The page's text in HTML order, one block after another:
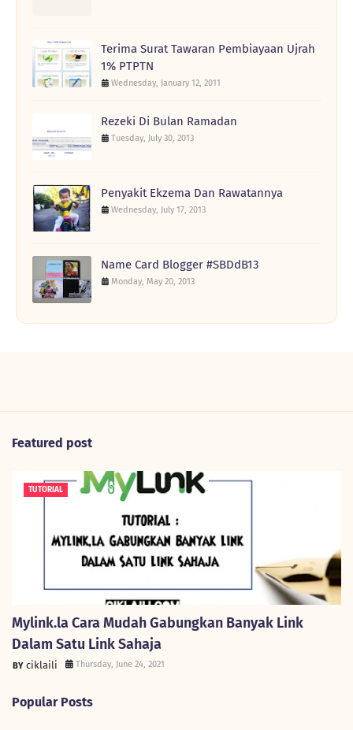
Terima Surat Tawaran Pembiayaan Ujrah
1% PTPTN
Wednesday, January 12, 2011
Rezeki Di Bulan Ramadan
Tuesday, July 30, 2013
Penyakit Ekzema Dan Rawatannya
Wednesday, July 17, 2013
Name Card Blogger #SBDdB13
Monday, May 20, 2013
Featured post
TUTORIAL
Mylink.la Cara Mudah Gabungkan Banyak Link
Dalam Satu Link Sahaja
ciklaili Thursday, June 24, 2021
Popular Posts